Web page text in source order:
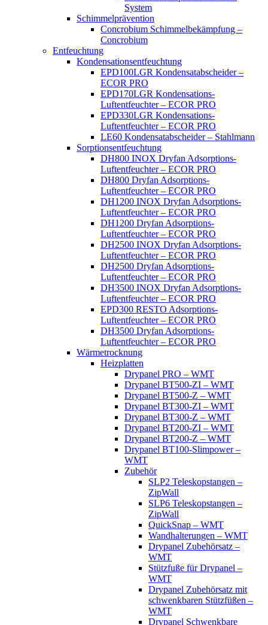
System
Schimmelprävention
Concrobium Schimmelbekämpfung –
Concrobium
Entfeuchtung
Kondensationsentfeuchtung
EPD100LGR Kondensatabscheider –
ECOR PRO
EPD170LGR Kondensations-
Luftentfeuchter – ECOR PRO
EPD330LGR Kondensations-
Luftentfeuchter – ECOR PRO
LE60 Kondensatabscheider – Stahlmann
Sorptionsentfeuchtung
DH800 INOX Dryfan Adsorptions-
Luftentfeuchter – ECOR PRO
DH800 Dryfan Adsorptions-
Luftentfeuchter – ECOR PRO
DH1200 INOX Dryfan Adsorptions-
Luftentfeuchter – ECOR PRO
DH1200 Dryfan Adsorptions-
Luftentfeuchter – ECOR PRO
DH2500 INOX Dryfan Adsorptions-
Luftentfeuchter – ECOR PRO
DH2500 Dryfan Adsorptions-
Luftentfeuchter – ECOR PRO
DH3500 INOX Dryfan Adsorptions-
Luftentfeuchter – ECOR PRO
EPD300 RESTO Adsorptions-
Luftentfeuchter – ECOR PRO
DH3500 Dryfan Adsorptions-
Luftentfeuchter – ECOR PRO
Wärmetrocknung
Heizplatten
Drypanel PRO – WMT
Drypanel BT500-ZI – WMT
Drypanel BT500-Z – WMT
Drypanel BT300-ZI – WMT
Drypanel BT300-Z – WMT
Drypanel BT200-ZI – WMT
Drypanel BT200-Z – WMT
Drypanel BT100-Slimpower –
WMT
Zubehör
SLP2 Teleskopstangen –
ZipWall
SLP6 Teleskopstangen –
ZipWall
QuickSnap – WMT
Wandhalterungen – WMT
Drypanel Zubehörsatz –
WMT
Stützfuße für Drypanel –
WMT
Drypanel Zubehörsatz mit
schwenkbaren Stützfüßen –
WMT
Drypanel Schwenkbare